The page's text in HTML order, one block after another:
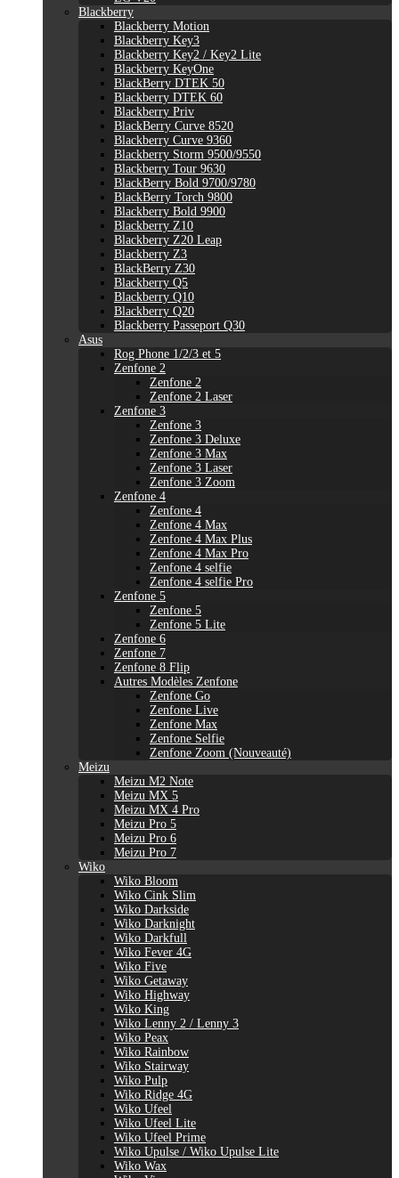
Blackberry
Blackberry Motion
Blackberry Key3
Blackberry Key2 / Key2 Lite
Blackberry KeyOne
BlackBerry DTEK 50
Blackberry DTEK 60
Blackberry Priv
BlackBerry Curve 8520
Blackberry Curve 9360
Blackberry Storm 9500/9550
Blackberry Tour 9630
BlackBerry Bold 9700/9780
BlackBerry Torch 9800
Blackberry Bold 9900
Blackberry Z10
Blackberry Z20 Leap
Blackberry Z3
BlackBerry Z30
Blackberry Q5
Blackberry Q10
Blackberry Q20
Blackberry Passeport Q30
Asus
Rog Phone 1/2/3 et 5
Zenfone 2
Zenfone 2
Zenfone 2 Laser
Zenfone 3
Zenfone 3
Zenfone 3 Deluxe
Zenfone 3 Max
Zenfone 3 Laser
Zenfone 3 Zoom
Zenfone 4
Zenfone 4
Zenfone 4 Max
Zenfone 4 Max Plus
Zenfone 4 Max Pro
Zenfone 4 selfie
Zenfone 4 selfie Pro
Zenfone 5
Zenfone 5
Zenfone 5 Lite
Zenfone 6
Zenfone 7
Zenfone 8 Flip
Autres Modèles Zenfone
Zenfone Go
Zenfone Live
Zenfone Max
Zenfone Selfie
Zenfone Zoom (Nouveauté)
Meizu
Meizu M2 Note
Meizu MX 5
Meizu MX 4 Pro
Meizu Pro 5
Meizu Pro 6
Meizu Pro 7
Wiko
Wiko Bloom
Wiko Cink Slim
Wiko Darkside
Wiko Darknight
Wiko Darkfull
Wiko Fever 4G
Wiko Five
Wiko Getaway
Wiko Highway
Wiko King
Wiko Lenny 2 / Lenny 3
Wiko Peax
Wiko Rainbow
Wiko Stairway
Wiko Pulp
Wiko Ridge 4G
Wiko Ufeel
Wiko Ufeel Lite
Wiko Ufeel Prime
Wiko Upulse / Wiko Upulse Lite
Wiko Wax